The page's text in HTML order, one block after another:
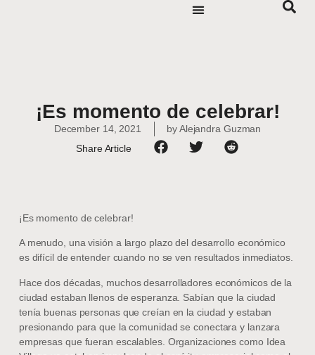
¡Es momento de celebrar!
December 14, 2021 byAlejandra Guzman
Share Article
¡Es momento de celebrar!
A menudo, una visión a largo plazo del desarrollo económico
es difícil de entender cuando no se ven resultados inmediatos.
Hace dos décadas, muchos desarrolladores económicos de la
ciudad estaban llenos de esperanza. Sabían que la ciudad
tenía buenas personas que creían en la ciudad y estaban
presionando para que la comunidad se conectara y lanzara
empresas que fueran escalables. Organizaciones como Idea